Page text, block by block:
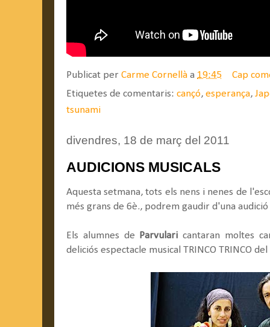
Publicat per Carme Cornellà a 19:45
Cap
Etiquetes de comentaris: cançó, esperança,
tsunami
divendres, 18 de març del 2011
AUDICIONS MUSICALS
Aquesta setmana, tots els nens i nenes de
més grans de 6è., podrem gaudir d'una
Els alumnes de Parvulari cantaran moltes
deliciós espectacle musical TRINCO TRINCO